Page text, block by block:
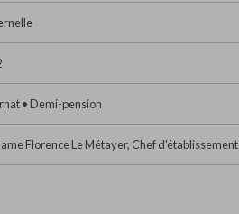
• Demi-pension
Florence Le Métayer, Chef d'établissement